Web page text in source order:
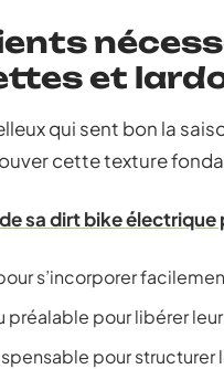
et
qui sent bon la
cette texture
sa dirt bike
s’incorporer
préalable pour libérer
pour structurer